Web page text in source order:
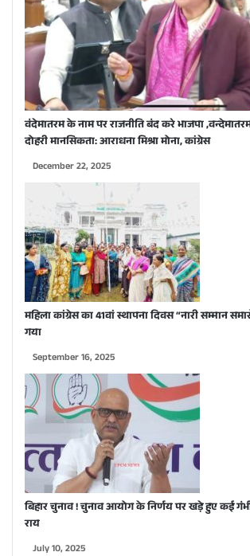
वंदेमातरम के नाम पर राजनीति बंद करे भाजपा
दोहरी मानसिकता: आराधना मिश्रा मोना, कांग्रेस
December 22, 2025
महिला कांग्रेस का 41वां स्थापना दिवस “नारी सम्मान
गया
September 16, 2025
बिहार चुनाव ! चुनाव आयोग के निर्णय पर खड़े हुए कई
राय
July 10, 2025